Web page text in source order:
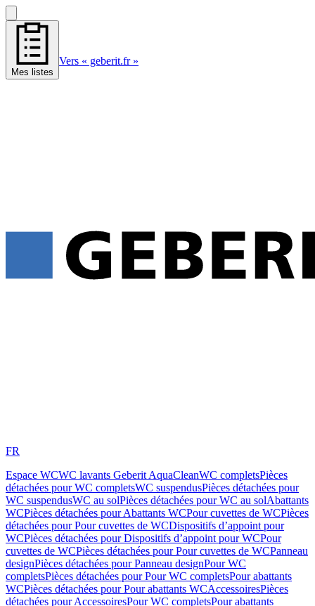
Mes listes
Vers « geberit.fr »
FR
Espace WCWC lavants Geberit AquaCleanWC completsPièces
détachées pour WC completsWC suspendusPièces détachées pour
WC suspendusWC au solPièces détachées pour WC au solAbattants
WCPièces détachées pour Abattants WCPour cuvettes de WCPièces
détachées pour Pour cuvettes de WCDispositifs d’appoint pour
WCPièces détachées pour Dispositifs d’appoint pour WCPour
cuvettes de WCPièces détachées pour Pour cuvettes de WCPanneau
designPièces détachées pour Panneau designPour WC
completsPièces détachées pour Pour WC completsPour abattants
WCPièces détachées pour Pour abattants WCAccessoiresPièces
détachées pour AccessoiresPour WC completsPour abattants